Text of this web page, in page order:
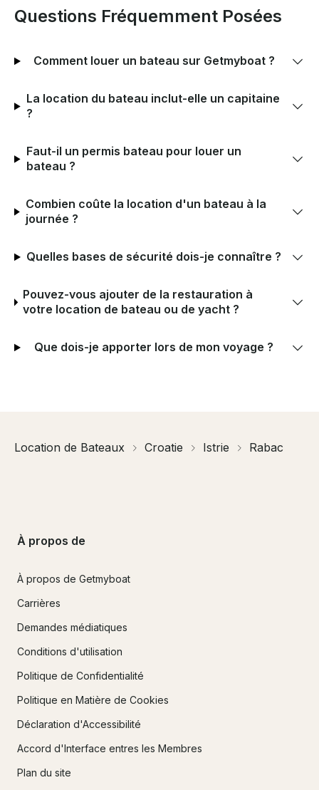
Questions Fréquemment Posées
Comment louer un bateau sur Getmyboat ?
La location du bateau inclut-elle un capitaine
?
Faut-il un permis bateau pour louer un
bateau ?
Combien coûte la location d'un bateau à la
journée ?
Quelles bases de sécurité dois-je connaître ?
Pouvez-vous ajouter de la restauration à
votre location de bateau ou de yacht ?
Que dois-je apporter lors de mon voyage ?
Location de Bateaux Croatie Istrie Rabac
À propos de
À propos de Getmyboat
Carrières
Demandes médiatiques
Conditions d'utilisation
Politique de Confidentialité
Politique en Matière de Cookies
Déclaration d'Accessibilité
Accord d'Interface entres les Membres
Plan du site